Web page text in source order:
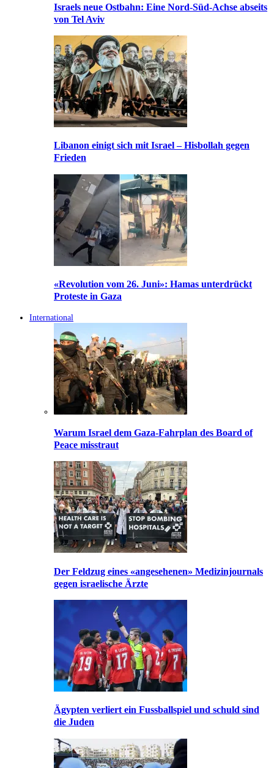
Israels neue Ostbahn: Eine Nord-Süd-Achse abseits
von Tel Aviv
Libanon einigt sich mit Israel – Hisbollah gegen
Frieden
«Revolution vom 26. Juni»: Hamas unterdrückt
Proteste in Gaza
International
Warum Israel dem Gaza-Fahrplan des Board of
Peace misstraut
Der Feldzug eines «angesehenen» Medizinjournals
gegen israelische Ärzte
Ägypten verliert ein Fussballspiel und schuld sind
die Juden